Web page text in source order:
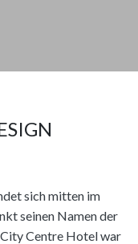
sich mitten im
seinen Namen der
Centre Hotel war